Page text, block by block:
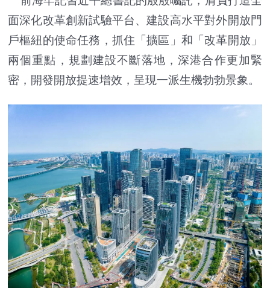
面深化改革創新試驗平台、建設高水平對外開放門
戶樞紐的使命任務，抓住「擴區」和「改革開放」
兩個重點，規劃建設不斷落地，深港合作更加緊
密，開發開放提速增效，呈現一派生機勃勃景象。